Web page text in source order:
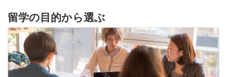
留学の目的から選ぶ